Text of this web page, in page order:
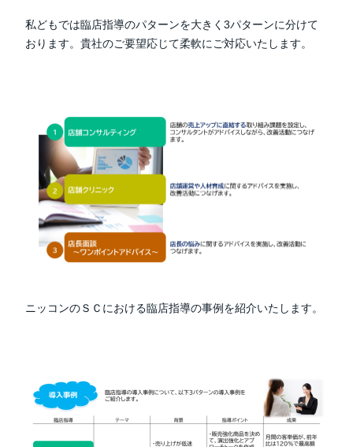
私どもでは臨店指導のパターンを大きく3パターンに分けて
おります。貴社のご要望応じて柔軟にご対応いたします。
ニッコンのＳＣにおける臨店指導の事例を紹介いたします。